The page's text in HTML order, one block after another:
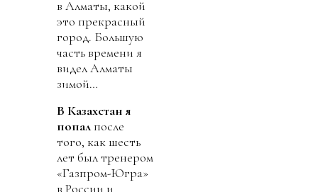
в Алматы, какой
это прекрасный
город. Большую
часть времени я
видел Алматы
зимой…
В Казахстан я
попал после
того, как шесть
лет был тренером
«Газпром-Югра»
в России и